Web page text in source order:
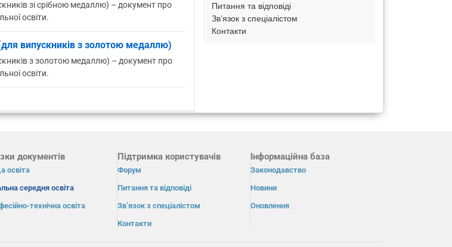
зі срібною медаллю) – документ про
освіти.
випускників з золотою медаллю)
з золотою медаллю) – документ про
освіти.
Питання та відповіді
Зв’язок з спеціалістом
Контакти
документів
освіта
середня освіта
технічна освіта
Підтримка користувачів
Форум
Питання та відповіді
Зв’язок з спеціалістом
Контакти
Інформаційна база
Законодавство
Новини
Оновлення